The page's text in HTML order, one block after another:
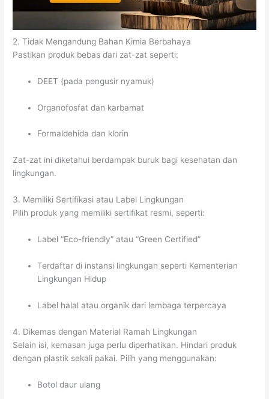
2. Tidak Mengandung Bahan Kimia Berbahaya
Pastikan produk bebas dari zat-zat seperti:
DEET (pada pengusir nyamuk)
Organofosfat dan karbamat
Formaldehida dan klorin
Zat-zat ini diketahui berdampak buruk bagi kesehatan dan
lingkungan.
3. Memiliki Sertifikasi atau Label Lingkungan
Pilih produk yang memiliki sertifikat resmi, seperti:
Label “Eco-friendly” atau “Green Certified”
Terdaftar di instansi lingkungan seperti Kementerian
Lingkungan Hidup
Label halal atau organik dari lembaga terpercaya
4. Dikemas dengan Material Ramah Lingkungan
Selain isi, kemasan juga perlu diperhatikan. Hindari produk
dengan plastik sekali pakai. Pilih yang menggunakan:
Botol daur ulang